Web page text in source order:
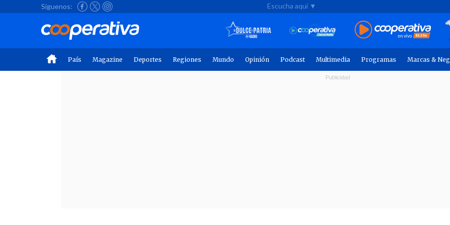
Síguenos: Escucha aquí ▼
País Magazine Deportes Regiones Mundo Opinión Podcast Multimedia Programas Marcas &